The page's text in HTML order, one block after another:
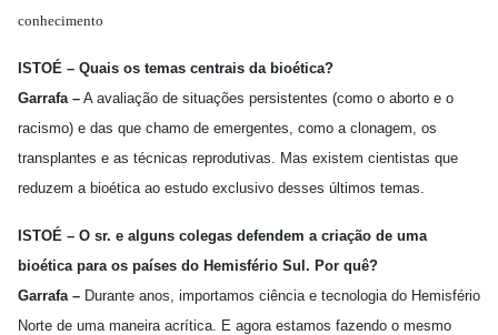
conhecimento
ISTOÉ – Quais os temas centrais da bioética?
Garrafa – A avaliação de situações persistentes (como o aborto e o
racismo) e das que chamo de emergentes, como a clonagem, os
transplantes e as técnicas reprodutivas. Mas existem cientistas que
reduzem a bioética ao estudo exclusivo desses últimos temas.
ISTOÉ – O sr. e alguns colegas defendem a criação de uma
bioética para os países do Hemisfério Sul. Por quê?
Garrafa – Durante anos, importamos ciência e tecnologia do Hemisfério
Norte de uma maneira acrítica. E agora estamos fazendo o mesmo